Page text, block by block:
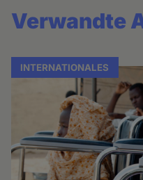
Verwandte
INTERNATIONALES